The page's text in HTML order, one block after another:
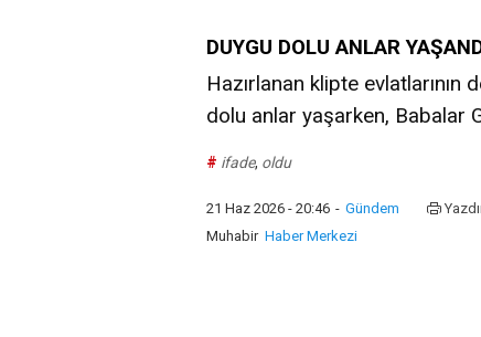
DUYGU DOLU ANLAR
Hazırlanan klipte evlatlarının
dolu anlar yaşarken, Babalar
# ifade, oldu
21 Haz 2026 - 20:46 - Gündem
Muhabir Haber Merkezi